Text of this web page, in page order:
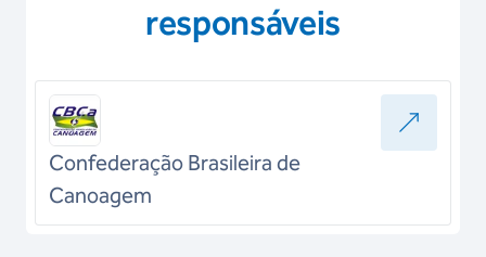
responsáveis
Confederação Brasileira de
Canoagem